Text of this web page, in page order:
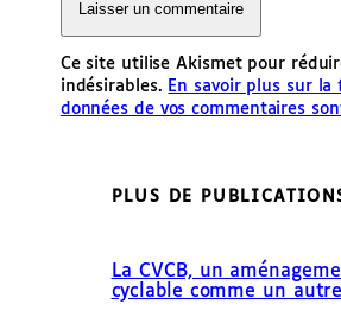
Ce site utilise Akismet pour
indésirables. En savoir plus sur la
données de vos commentaires
PLUS DE
La CVCB, un
cyclable comme un